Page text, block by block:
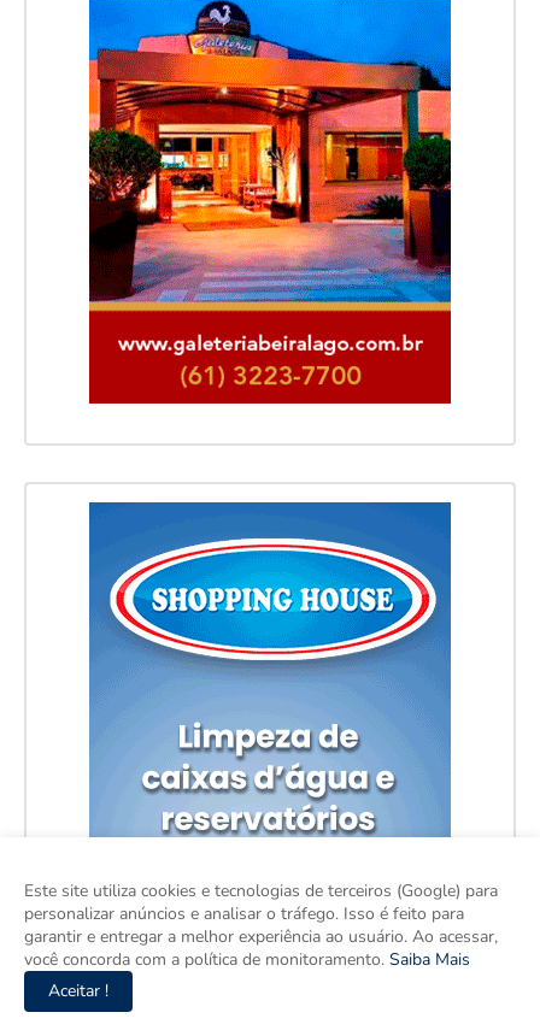
Este site utiliza cookies e tecnologias de terceiros (Google) para
personalizar anúncios e analisar o tráfego. Isso é feito para
garantir e entregar a melhor experiência ao usuário. Ao acessar,
você concorda com a política de monitoramento. Saiba Mais
Aceitar !